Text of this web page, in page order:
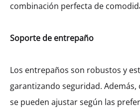
combinación perfecta de
Soporte de entrepaño
Los entrepaños son robustos y
garantizando seguridad. Además,
se pueden ajustar según las